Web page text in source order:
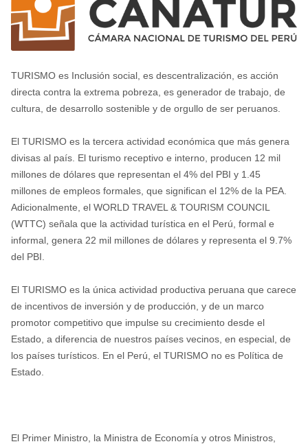
TURISMO es Inclusión social, es descentralización, es acción
directa contra la extrema pobreza, es generador de trabajo, de
cultura, de desarrollo sostenible y de orgullo de ser peruanos.
El TURISMO es la tercera actividad económica que más genera
divisas al país. El turismo receptivo e interno, producen 12 mil
millones de dólares que representan el 4% del PBI y 1.45
millones de empleos formales, que significan el 12% de la PEA.
Adicionalmente, el WORLD TRAVEL & TOURISM COUNCIL
(WTTC) señala que la actividad turística en el Perú, formal e
informal, genera 22 mil millones de dólares y representa el 9.7%
del PBI.
El TURISMO es la única actividad productiva peruana que carece
de incentivos de inversión y de producción, y de un marco
promotor competitivo que impulse su crecimiento desde el
Estado, a diferencia de nuestros países vecinos, en especial, de
los países turísticos. En el Perú, el TURISMO no es Política de
Estado.
El Primer Ministro, la Ministra de Economía y otros Ministros,